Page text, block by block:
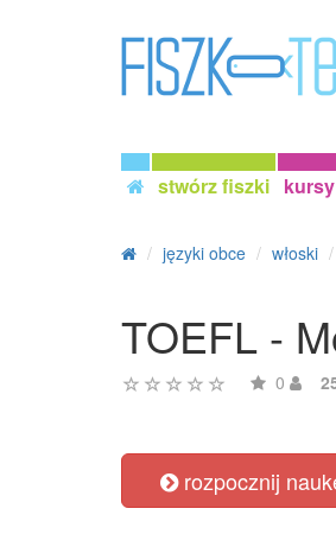
stwórz fiszki
języki obce włoski
TOEFL -
0
rozpocznij